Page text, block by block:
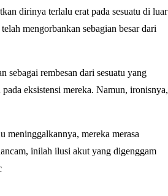
dirinya terlalu erat pada sesuatu di luar
mengorbankan sebagian besar dari
rembesan dari sesuatu yang
eksistensi mereka. Namun, ironisnya,
meninggalkannya, mereka merasa
inilah ilusi akut yang digenggam